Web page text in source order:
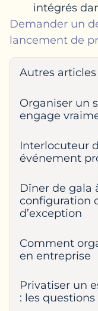
intégrés
Demander un
lancement de
Autres articles
Organiser un
engage
Interlocuteur
événement
Dîner de gala
configuration
d’exception
Comment
en entreprise
Privatiser un
: les